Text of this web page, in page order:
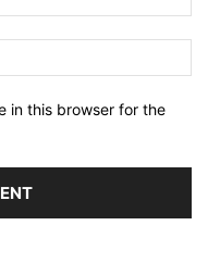
in this browser for the